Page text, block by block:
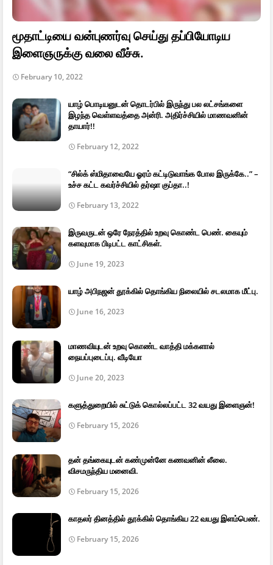
மூதாட்டியை வன்புணர்வு செய்து தப்பியோடிய
இளைஞருக்கு வலை வீச்சு.
February 10, 2022
யாழ் பொடியனுடன் தொடர்பில் இருந்து பல லட்சங்களை
இழந்த வெள்ளவத்தை அன்ரி. அதிர்ச்சியில் மாணவனின்
தாயார்!!
February 12, 2022
“சில்க் ஸ்மிதாவையே ஓரம் கட்டிடுவாங்க போல இருக்கே..” –
உச்ச கட்ட கவர்ச்சியில் தர்ஷா குப்தா..!
February 13, 2022
இருவருடன் ஒரே நேரத்தில் உறவு கொண்ட பெண். கையும்
களவுமாக பிடிபட்ட காட்சிகள்.
June 19, 2023
யாழ் அபிநஜன் தூக்கில் தொங்கிய நிலையில் சடலமாக மீட்பு.
June 16, 2023
மாணவியுடன் உறவு கொண்ட வாத்தி மக்களால்
நையப்புடைப்பு. வீடியோ
June 20, 2023
களுத்துறையில் சுட்டுக் கொல்லப்பட்ட 32 வயது இளைஞன்!
February 15, 2026
தன் தங்கையுடன் கண்முன்னே கணவனின் லீலை.
விசமருந்திய மனைவி.
February 15, 2026
காதலர் தினத்தில் தூக்கில் தொங்கிய 22 வயது இளம்பெண்.
February 15, 2026